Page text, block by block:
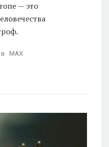
— это
в MAX